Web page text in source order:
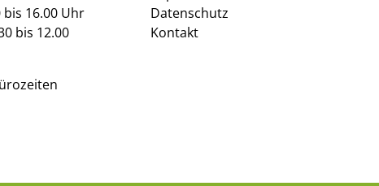
16.00 Uhr
bis 12.00
Datenschutz
Kontakt